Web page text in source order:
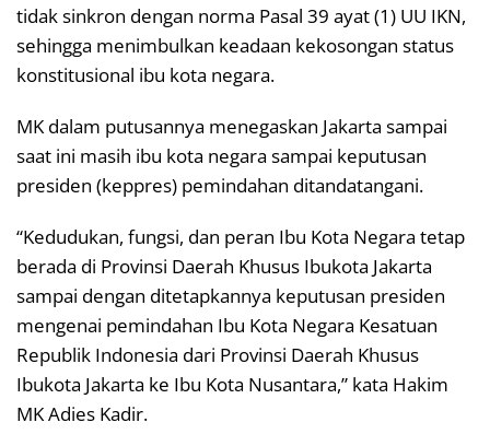
tidak sinkron dengan norma Pasal 39 ayat (1) UU IKN,
sehingga menimbulkan keadaan kekosongan status
konstitusional ibu kota negara.
MK dalam putusannya menegaskan Jakarta sampai
saat ini masih ibu kota negara sampai keputusan
presiden (keppres) pemindahan ditandatangani.
“Kedudukan, fungsi, dan peran Ibu Kota Negara tetap
berada di Provinsi Daerah Khusus Ibukota Jakarta
sampai dengan ditetapkannya keputusan presiden
mengenai pemindahan Ibu Kota Negara Kesatuan
Republik Indonesia dari Provinsi Daerah Khusus
Ibukota Jakarta ke Ibu Kota Nusantara,” kata Hakim
MK Adies Kadir.